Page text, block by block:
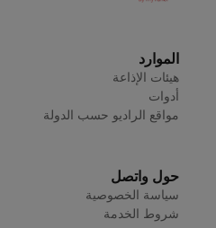
الموارد
هيئات الإذاعة
أدوات
مواقع الراديو حسب الدولة
حول واتصل
سياسة الخصوصية
شروط الخدمة